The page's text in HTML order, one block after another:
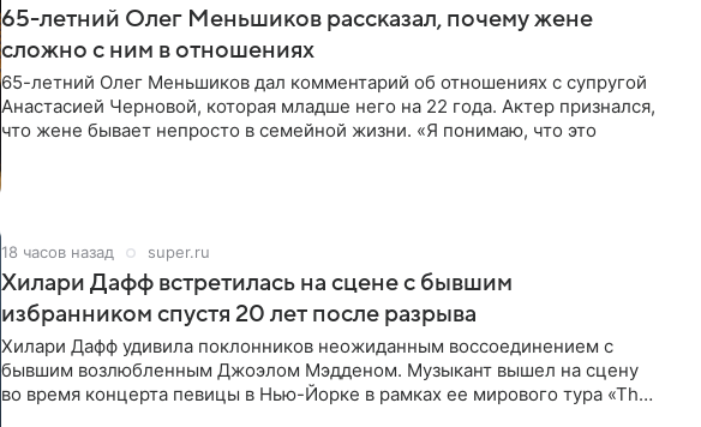
65-летний Олег Меньшиков рассказал, почему жене
сложно с ним в отношениях
65-летний Олег Меньшиков дал комментарий об отношениях с супругой
Анастасией Черновой, которая младше него на 22 года. Актер признался,
что жене бывает непросто в семейной жизни. «Я понимаю, что это
18 часов назад super.ru
Хилари Дафф встретилась на сцене с бывшим
избранником спустя 20 лет после разрыва
Хилари Дафф удивила поклонников неожиданным воссоединением с
бывшим возлюбленным Джоэлом Мэдденом. Музыкант вышел на сцену
во время концерта певицы в Нью-Йорке в рамках ее мирового тура «The